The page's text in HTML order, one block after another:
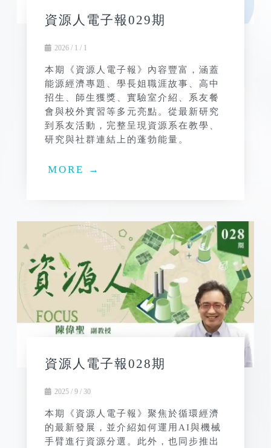
資源人電子報029期
2026 / 1 / 1
本期《資源人電子報》內容豐富，涵蓋
能源經濟專題、學長姐職涯故事、高中
招生、師生獲獎、實驗室介紹、系友餐
會與校外實習等多元亮點。從最新研究
到系友活動，完整呈現資源系在教學、
研究與社群連結上的蓬勃能量。
MORE →
資源人電子報028期
2025 / 9 / 30
本期《資源人電子報》聚焦於循環經濟
的最新發展，並介紹如何運用AI與機械
手臂進行資源分選。此外，也同步推出